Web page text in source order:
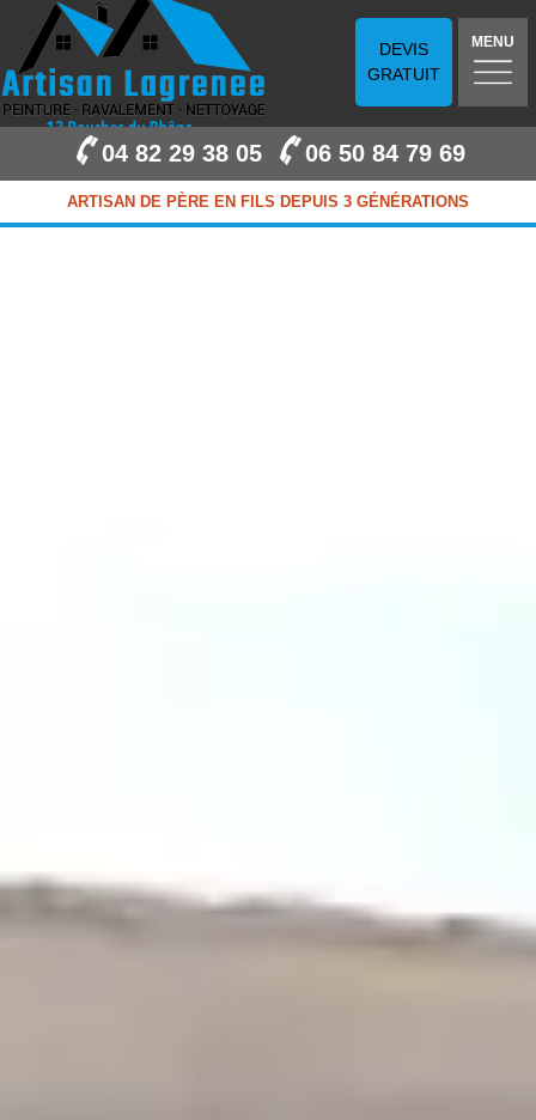
DEVIS
GRATUIT
MENU
04 82 29 38 05 06 50 84 79 69
ARTISAN DE PÈRE EN FILS DEPUIS 3 GÉNÉRATIONS